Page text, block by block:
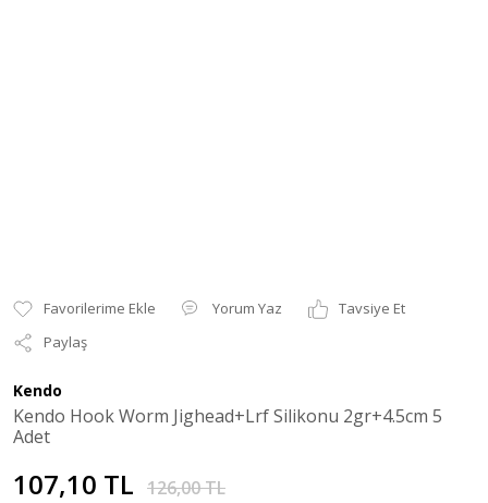
Yorum Yaz
Tavsiye Et
Paylaş
Kendo
Kendo Hook Worm Jighead+Lrf Silikonu 2gr+4.5cm 5
Adet
107,10 TL 126,00 TL